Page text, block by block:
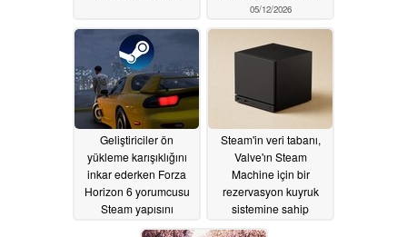
05/12/2026
Geliştiriciler ön
yükleme karışıklığını
inkar ederken Forza
Horizon 6 yorumcusu
Steam yapısını
Steam'in veri tabanı,
Valve'ın Steam
Machine için bir
rezervasyon kuyruk
sistemine sahip